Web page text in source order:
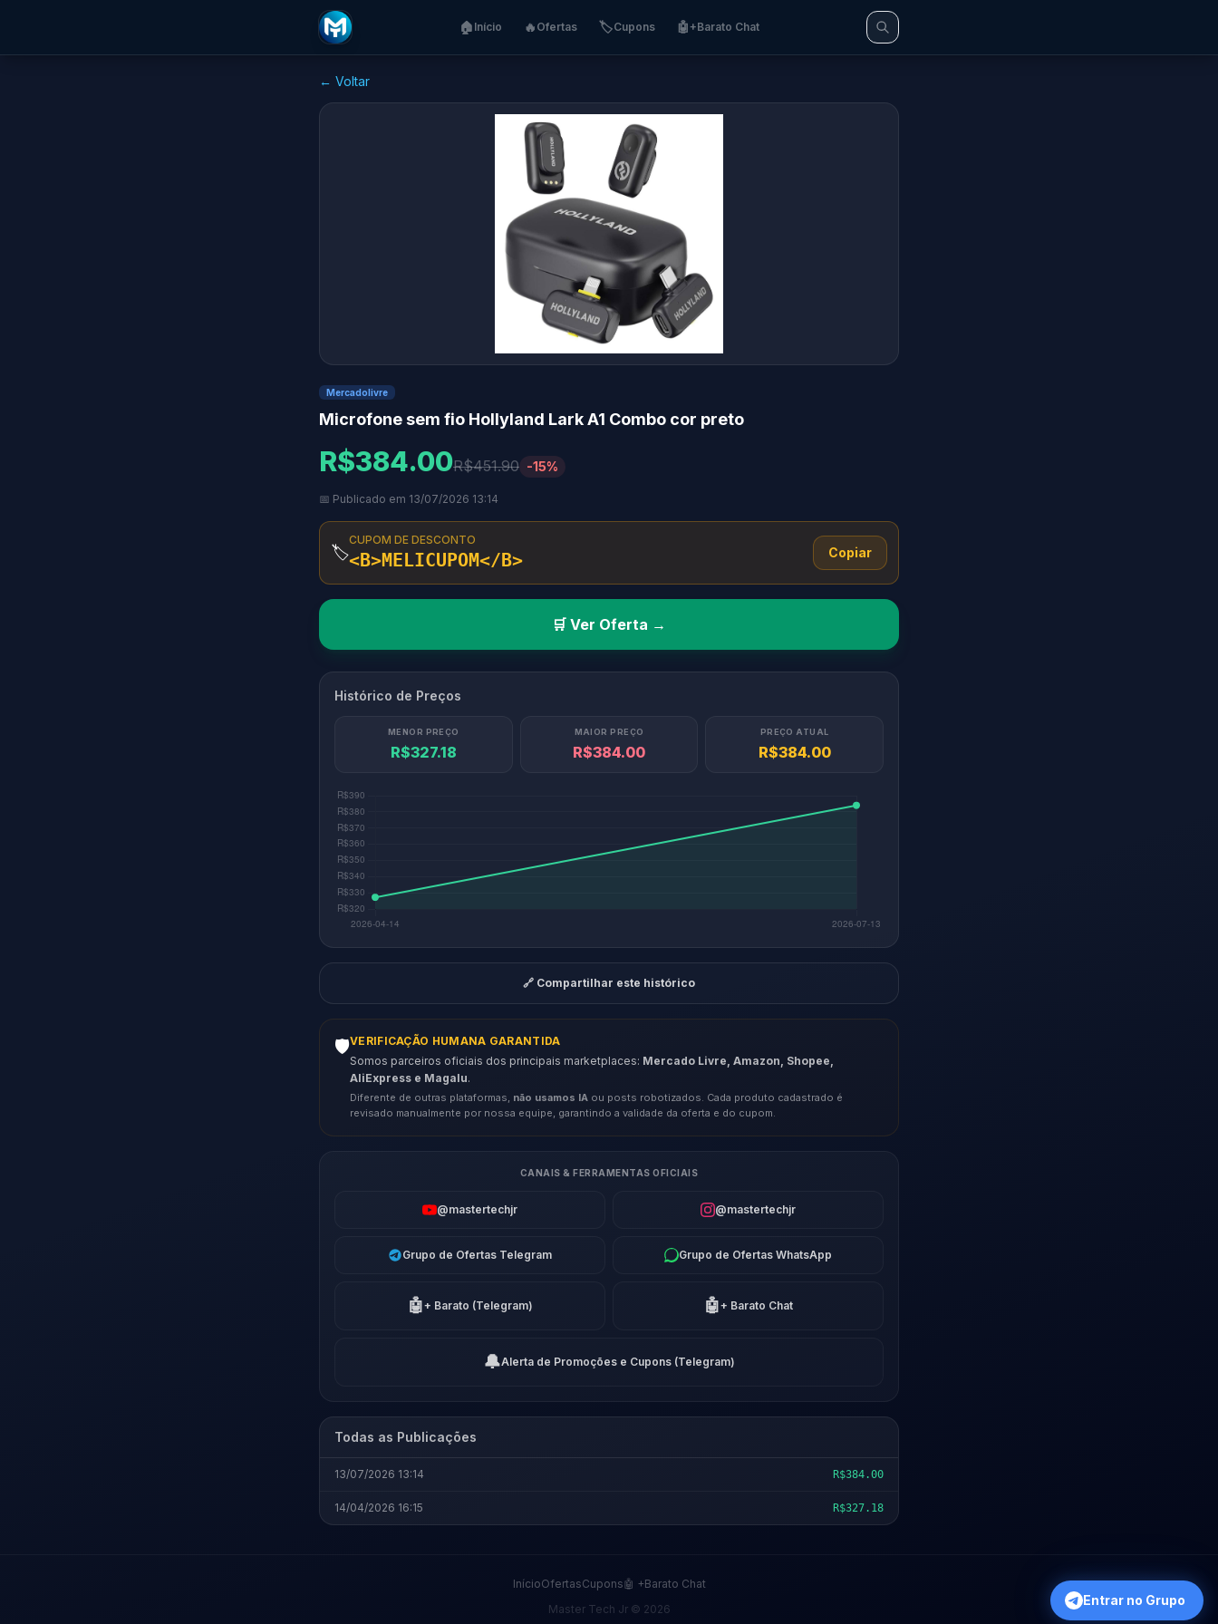
🏠 Início 🔥 Ofertas 🏷️Cupons 🤖+Barato Chat
← Voltar
Mercadolivre
Microfone sem fio Hollyland Lark A1 Combo cor preto
R$384.00R$451.90 -15%
📅 Publicado em 13/07/2026 13:14
🏷️
CUPOM DE DESCONTO
<B>MELICUPOM</B> Copiar
🛒 Ver Oferta →
Histórico de Preços
MENOR PREÇO
R$327.18
MAIOR PREÇO
R$384.00
PREÇO ATUAL
R$384.00
🔗 Compartilhar este histórico
🛡️VERIFICAÇÃO HUMANA GARANTIDA
Somos parceiros oficiais dos principais marketplaces: Mercado Livre, Amazon, Shopee,
AliExpress e Magalu.
Diferente de outras plataformas, não usamos IA ou posts robotizados. Cada produto cadastrado é
revisado manualmente por nossa equipe, garantindo a validade da oferta e do cupom.
CANAIS & FERRAMENTAS OFICIAIS
@mastertechjr @mastertechjr
Grupo de Ofertas Telegram Grupo de Ofertas WhatsApp
🤖+ Barato (Telegram) 🤖+ Barato Chat
🔔Alerta de Promoções e Cupons (Telegram)
Todas as Publicações
13/07/2026 13:14 R$384.00
14/04/2026 16:15 R$327.18
InícioOfertasCupons🤖 +Barato Chat
Master Tech Jr © 2026
Entrar no Grupo